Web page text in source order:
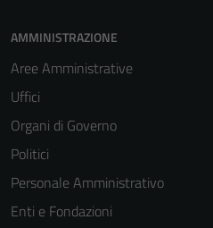
AMMINISTRAZIONE
Aree Amministrative
Uffici
Organi di Governo
Politici
Personale Amministrativo
Enti e Fondazioni